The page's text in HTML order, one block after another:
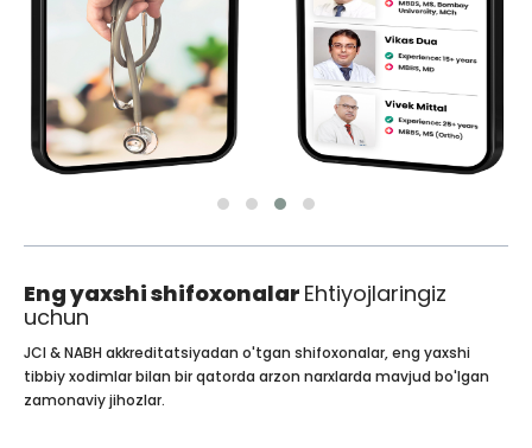
Eng yaxshi shifoxonalar Ehtiyojlaringiz
uchun
JCI & NABH akkreditatsiyadan o'tgan shifoxonalar, eng yaxshi
tibbiy xodimlar bilan bir qatorda arzon narxlarda mavjud bo'lgan
zamonaviy jihozlar.